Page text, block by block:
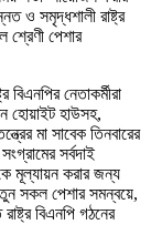
ও সমৃদ্ধশালী রাষ্ট্র
শ্রেণী পেশার
নেতাকর্মীরা
হোয়াইট হাউসহ,
মা সাবেক তিনবারের
সর্বদাই
মূল্যায়ন করার জন্য
সকল পেশার সমন্বয়ে,
বিএনপি গঠনের